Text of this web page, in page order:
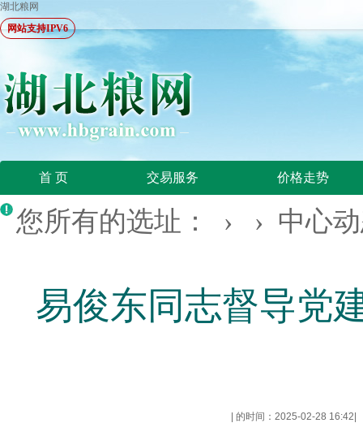
湖北粮网
网站支持IPV6
首 页 交易服务 价格走势
您所有的选址： › › 中心
易俊东同志督导党
的时间：2025-02-28 16:42